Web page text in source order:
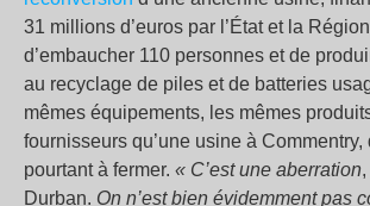
31 millions d’euros par l’État et la
d’embaucher 110 personnes et de
au recyclage de piles et de batteries
mêmes équipements, les mêmes
fournisseurs qu’une usine à Commentry,
pourtant à fermer. « C’est une aberration
Durban. On n’est bien évidemment pas